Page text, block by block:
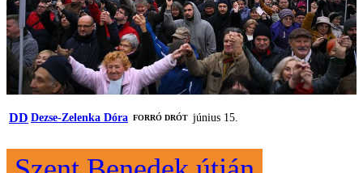
DD Dezse-Zelenka Dóra FORRÓ DRÓT június 15.